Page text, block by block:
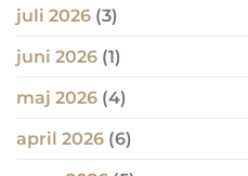
juli 2026 (3)
juni 2026 (1)
maj 2026 (4)
april 2026 (6)